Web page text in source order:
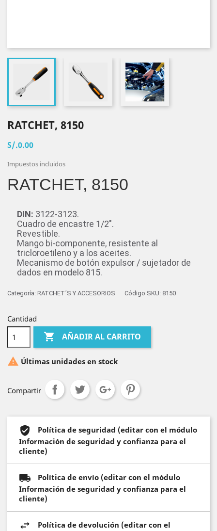
RATCHET, 8150
S/.0.00
Impuestos incluidos
RATCHET, 8150
DIN: 3122-3123.
Cuadro de encastre 1/2″.
Revestible.
Mango bi-componente, resistente al
tricloroetileno y a los aceites.
Mecanismo de botón expulsor / sujetador de
dados en modelo 815.
Categoría: RATCHET´S Y ACCESORIOS Código SKU: 8150
Cantidad
 AÑADIR AL CARRITO
 Últimas unidades en stock
Compartir
Política de seguridad (editar con el módulo
Información de seguridad y confianza para el
cliente)
Política de envío (editar con el módulo
Información de seguridad y confianza para el
cliente)
Política de devolución (editar con el